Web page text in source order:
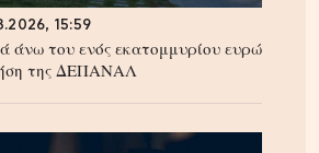
15:59
άνω του ενός εκατομμυρίου ευρώ
της ΔΕΠΑΝΑΛ